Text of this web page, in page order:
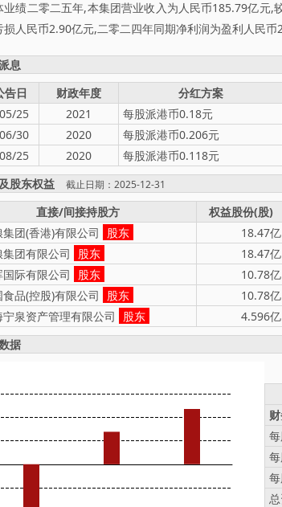
业绩二零二五年,本集团营业收入为人民币185.79亿元
人民币2.90亿元,二零二四年同期净利润为盈利人民币
息
告日 财政年度 分红方案
25
2021 每股派港币0.18元
30
2020 每股派港币0.206元
25
2020 每股派港币0.118元
股东权益
截止日期：2025-12-31
直接/间接持股方 权益股份(股)
团(香港)有限公司 股东 18.47亿
集团有限公司 股东 18.47亿
国际有限公司 股东 10.78亿
品(控股)有限公司 股东 10.78亿
宁泉资产管理有限公司 股东 4.596亿
据